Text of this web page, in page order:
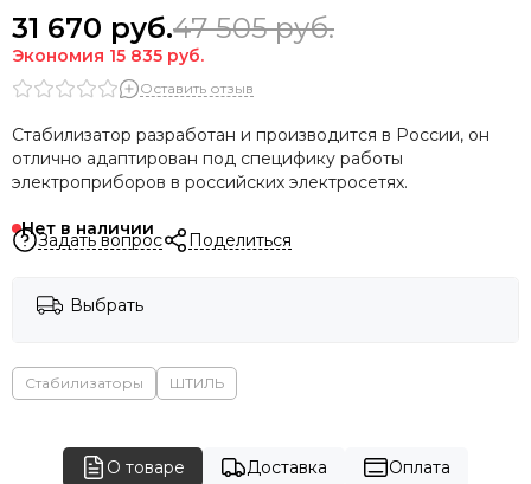
31 670 руб.47 505руб.
Экономия 15 835 руб.
Оставить отзыв
Стабилизатор разработан и производится в России, он
отлично адаптирован под специфику работы
электроприборов в российских электросетях.
Нет в наличии
Задать вопрос Поделиться
Выбрать
Стабилизаторы ШТИЛЬ
О товаре Доставка Оплата